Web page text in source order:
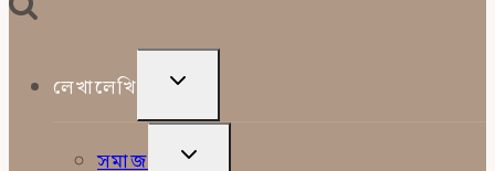
লেখালেখি
TOGGLE
MENU
সমাজ
TOGGLE